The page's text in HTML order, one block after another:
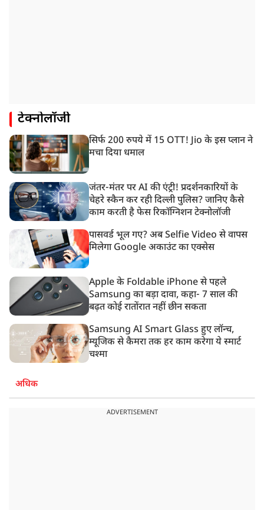
टेक्नोलॉजी
सिर्फ 200 रुपये में 15 OTT! Jio के इस प्लान ने
मचा दिया धमाल
जंतर-मंतर पर AI की एंट्री! प्रदर्शनकारियों के
चेहरे स्कैन कर रही दिल्ली पुलिस? जानिए कैसे
काम करती है फेस रिकॉग्निशन टेक्नोलॉजी
पासवर्ड भूल गए? अब Selfie Video से वापस
मिलेगा Google अकाउंट का एक्सेस
Apple के Foldable iPhone से पहले
Samsung का बड़ा दावा, कहा- 7 साल की
बढ़त कोई रातोंरात नहीं छीन सकता
Samsung AI Smart Glass हुए लॉन्च,
म्यूजिक से कैमरा तक हर काम करेगा ये स्मार्ट
चश्मा
अधिक
ADVERTISEMENT